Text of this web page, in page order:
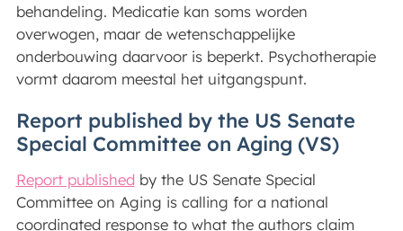
behandeling. Medicatie kan soms worden
overwogen, maar de wetenschappelijke
onderbouwing daarvoor is beperkt. Psychotherapie
vormt daarom meestal het uitgangspunt.
Report published by the US Senate
Special Committee on Aging (VS)
Report published by the US Senate Special
Committee on Aging is calling for a national
coordinated response to what the authors claim